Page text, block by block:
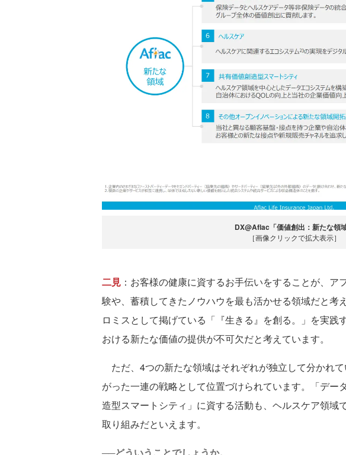
DX@Aflac「価値創出：新たな領
［画像クリックで拡大表示］
二見 ：お客様の健康に資するお手伝いをすることが、ア
験や、蓄積してきたノウハウを最も活かせる領域だと考
ロミスとして掲げている「『生きる』を創る。」を実践
おける新たな価値の提供が不可欠だと考えています。
ただ、4つの新たな領域はそれぞれが独立して分かれ
がった一連の戦略として位置づけられています。「デー
造型スマートシティ」に資する活動も、ヘルスケア領域
取り組みだといえます。